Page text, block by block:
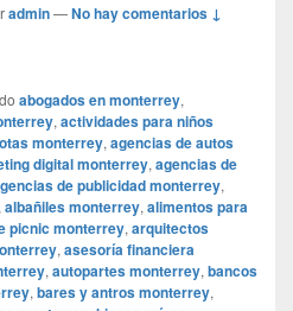
admin—No hay comentarios ↓
abogados en monterrey,
, actividades para niños
monterrey, agencias de autos
digital monterrey, agencias de
de publicidad monterrey,
albañiles monterrey, alimentos para
picnic monterrey, arquitectos
, asesoría financiera
, autopartes monterrey, bancos
, bares y antros monterrey,